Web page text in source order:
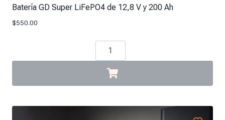
Batería GD Super LiFePO4 de 12,8 V y 200 Ah
$550.00